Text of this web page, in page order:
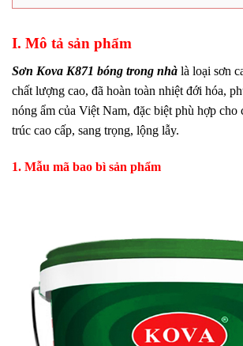
I. Mô tả sản phẩm
Sơn Kova K871 bóng trong nhà là loại sơn
chất lượng cao, đã hoàn toàn nhiệt đới hóa,
nóng ẩm của Việt Nam, đặc biệt phù hợp cho
trúc cao cấp, sang trọng, lộng lẫy.
1. Mẫu mã bao bì sản phẩm